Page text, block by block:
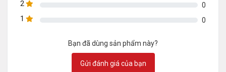
2 0
1 0
Bạn đã dùng sản phẩm này?
Gửi đánh giá của bạn